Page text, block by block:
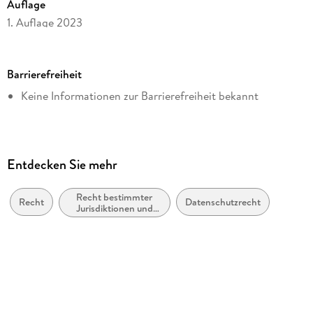
Auflage
1. Auflage 2023
Dateigröße
6,71 MB
Autor/Autorin
Verlag/Hersteller
Fachmedien Recht und Wirtschaft
Barrierefreiheit
Keine Informationen zur Barrierefreiheit bekannt
Entdecken Sie mehr
Recht
Recht bestimmter
Jurisdiktionen und
bestimmter
Datenschutzrecht